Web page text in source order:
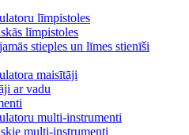
līmpistoles
līmpistoles
stieples un līmes stienīši
maisītāji
ar vadu
multi-instrumenti
multi-instrumenti